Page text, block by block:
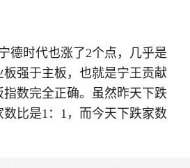
德时代也涨了2个点，几乎是
板强于主板，也就是宁王贡献
数完全正确。虽然昨天下跌
比是1：1，而今天下跌家数